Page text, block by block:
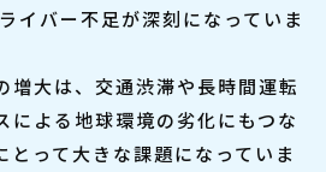
イバー不足が深刻になっていま
増大は、交通渋滞や長時間運転
による地球環境の劣化にもつな
とって大きな課題になっていま